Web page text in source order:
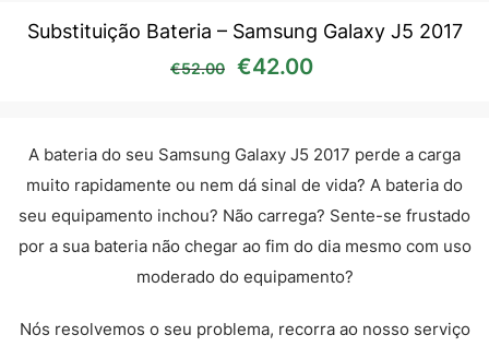
Substituição Bateria – Samsung Galaxy J5 2017
€52.00 O preço original era:
€42.00
A bateria do seu Samsung Galaxy J5 2017 perde a carga
muito rapidamente ou nem dá sinal de vida? A bateria do
seu equipamento inchou? Não carrega? Sente-se frustado
por a sua bateria não chegar ao fim do dia mesmo com uso
moderado do equipamento?
Nós resolvemos o seu problema, recorra ao nosso serviço